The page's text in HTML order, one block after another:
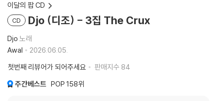
이달의 팝 CD
CD Djo (디조) - 3집 The Crux
Djo 노래
Awal
2026.06.05.
첫번째 리뷰어가 되어주세요
판매지수 84
주간베스트 POP 158위